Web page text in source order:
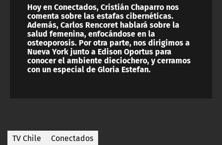
Hoy en Conectados, Cristián Chaparro nos
comenta sobre las estafas cibernéticas.
Además, Carlos Rencoret hablará sobre la
salud femenina, enfocándose en la
osteoporosis. Por otra parte, nos dirigimos a
Nueva York junto a Edison Oportus para
conocer el ambiente dieciochero, y cerramos
con un especial de Gloria Estefan.
TV Chile Conectados